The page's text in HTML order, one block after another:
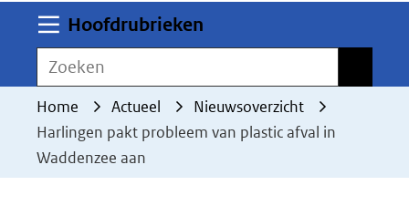
worden
toegestaan
geweigerd.
Hoofdrubrieken
Zoeken
Home Actueel
Nieuwsoverzicht
Harlingen pakt probleem van plastic afval in
Waddenzee aan